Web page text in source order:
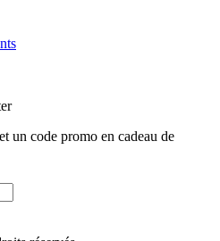
un code promo en cadeau de